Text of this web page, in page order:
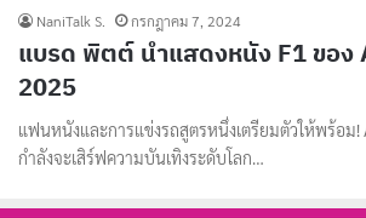
NaniTalk S. กรกฎาคม 7, 2024
แบรด พิตต์ นำแสดงหนัง F1 ของ
2025
แฟนหนังและการแข่งรถสูตรหนึ่งเตรียมตัวให้พร้อม!
กำลังจะเสิร์ฟความบันเทิงระดับโลก…